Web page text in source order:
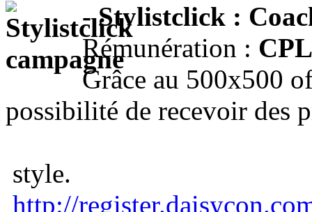
- Stylistclick :
Rémunération :
Grâce au 500x500
possibilité de recevoir des
style.
http://